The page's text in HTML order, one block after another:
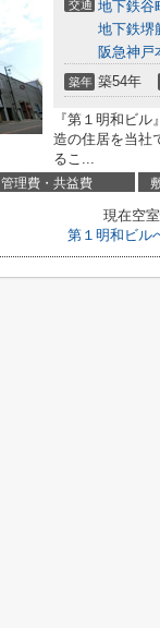
交通 地下鉄谷
地下鉄堺
阪急神戸
築年 築54年
『第１明和ビ
造の住居を当社
るこ...
管理費・共益費
現在空
第１明和ビル